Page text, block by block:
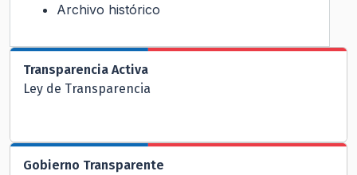
Archivo histórico
Transparencia Activa
Ley de Transparencia
Gobierno Transparente